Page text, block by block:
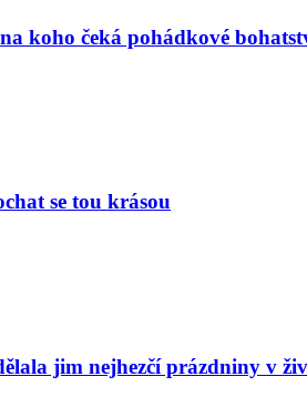
koho čeká pohádkové
se tou krásou
jim nejhezčí prázdniny v